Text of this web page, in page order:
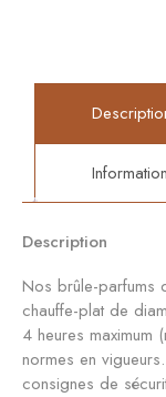
Description
Nos brûle-parfums
chauffe-plat de
4 heures maximum
normes en
consignes de